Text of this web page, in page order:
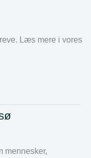
Læs mere i vores
mennesker,